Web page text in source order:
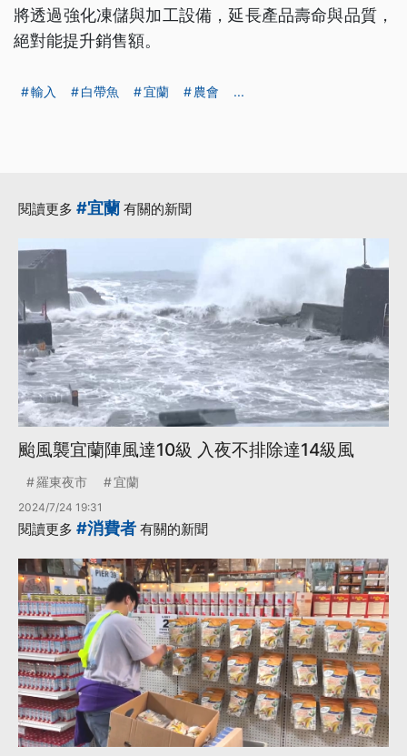
將透過強化凍儲與加工設備，延長產品壽命與品質，
絕對能提升銷售額。
輸入 白帶魚 宜蘭 農會 ...
閱讀更多 #宜蘭 有關的新聞
颱風襲宜蘭陣風達10級 入夜不排除達14級風
羅東夜市 宜蘭
2024/7/24 19:31
閱讀更多 #消費者 有關的新聞